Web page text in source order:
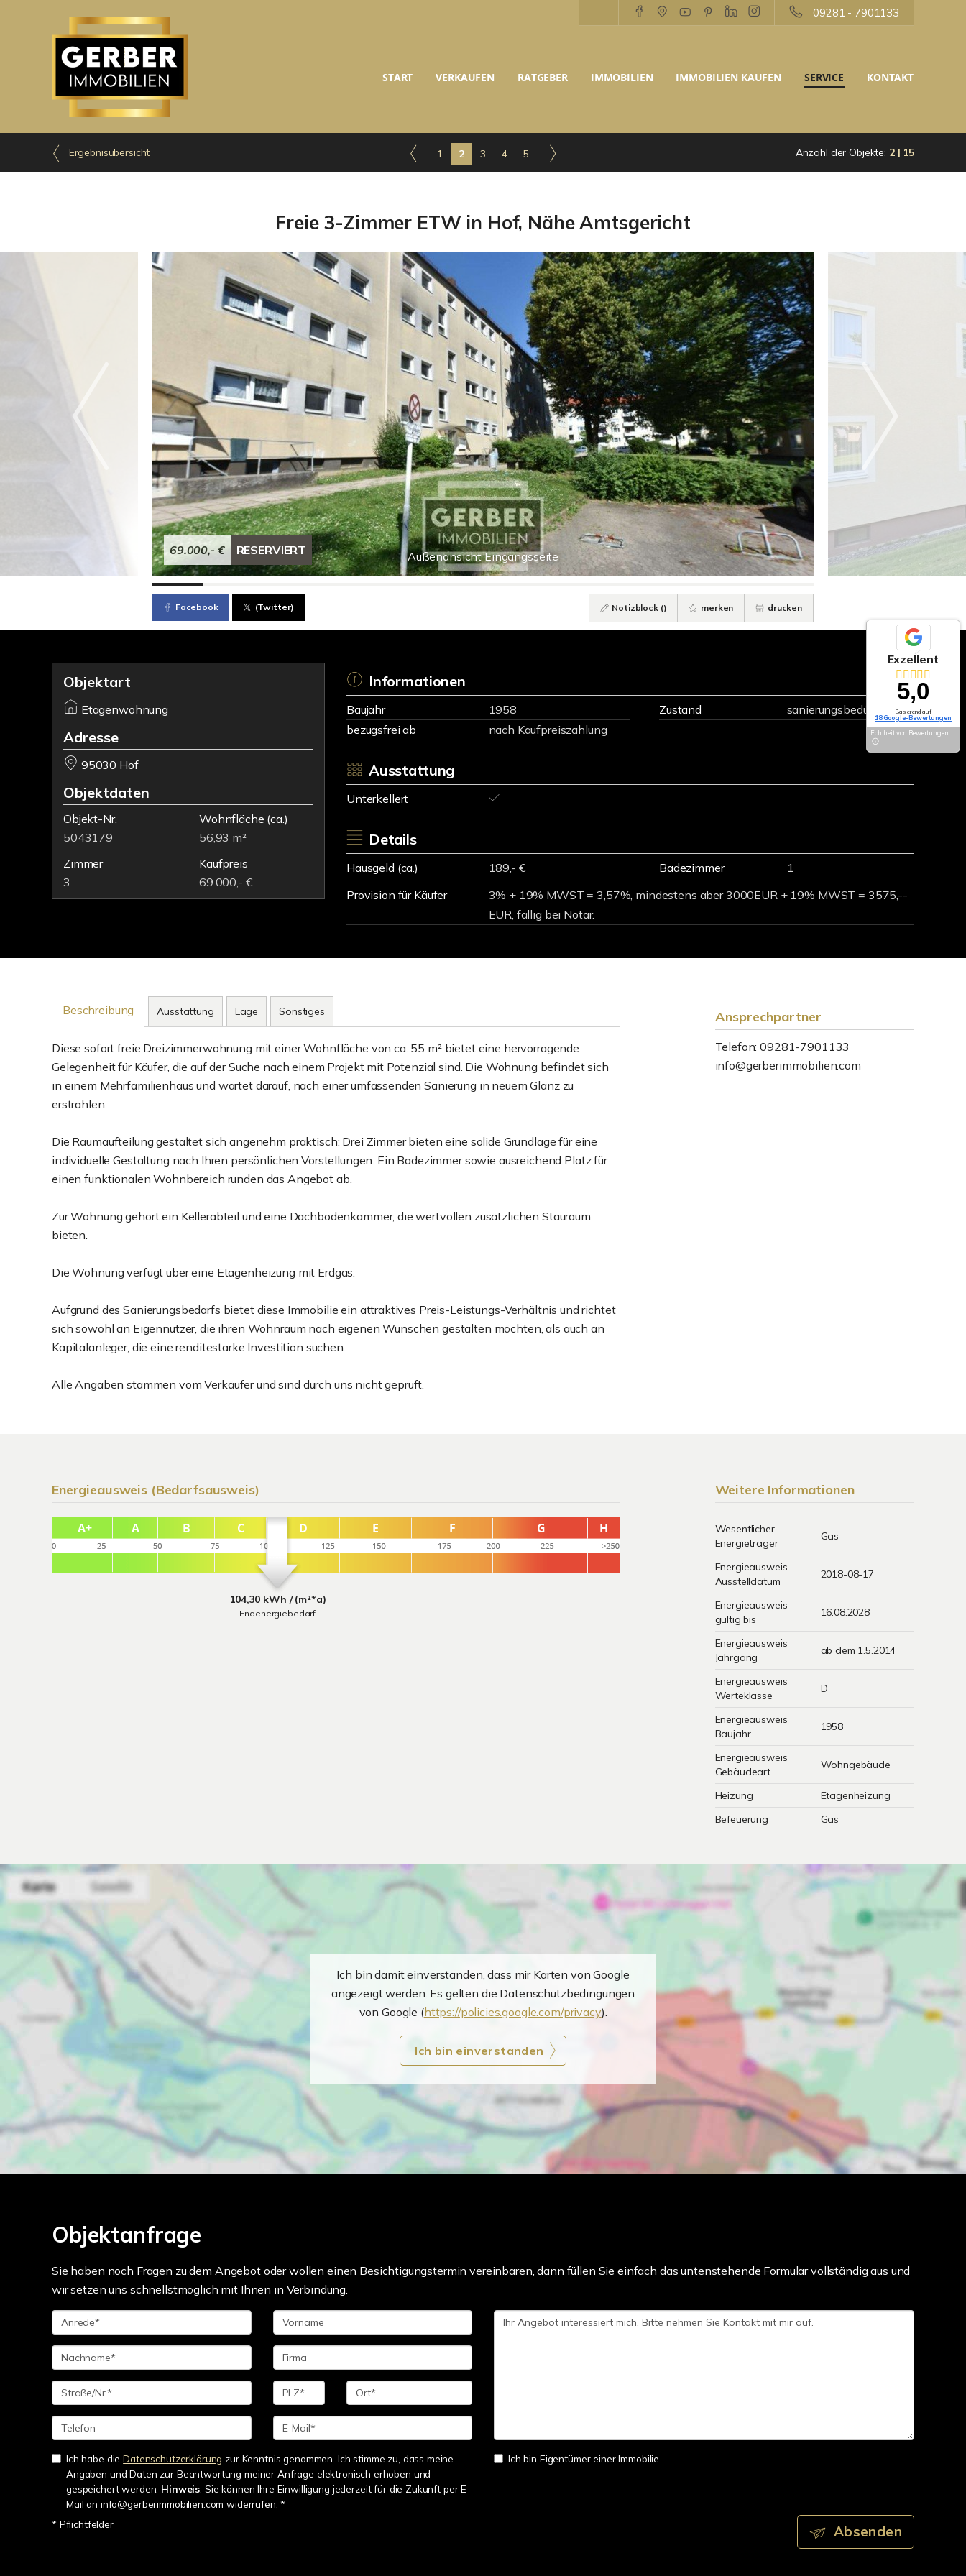
09281 - 7901133
START VERKAUFEN RATGEBER IMMOBILIEN IMMOBILIEN KAUFEN SERVICE KONTAKT
Ergebnisübersicht 1 2 3 4 5 Anzahl der Objekte: 2 | 15
Freie 3-Zimmer ETW in Hof, Nähe Amtsgericht
Außenansicht Eingangsseite
69.000,- € RESERVIERT
Facebook (Twitter) Notizblock () merken drucken
Objektart
Etagenwohnung
Adresse
95030 Hof
Objektdaten
Objekt-Nr.
5043179
Wohnfläche (ca.)
56,93 m²
Zimmer
3
Kaufpreis
69.000,- €
Informationen
Baujahr 1958 Zustand
sanierungsbedürftig
bezugsfrei ab
nach Kaufpreiszahlung
Ausstattung
Unterkellert
Details
Hausgeld (ca.) 189,- € Badezimmer
1
Provision für Käufer
3% + 19% MWST = 3,57%, mindestens aber 3000EUR + 19% MWST = 3575,--
EUR, fällig bei Notar.
Beschreibung Ausstattung Lage Sonstiges
Diese sofort freie Dreizimmerwohnung mit einer Wohnfläche von ca. 55 m² bietet eine hervorragende
Gelegenheit für Käufer, die auf der Suche nach einem Projekt mit Potenzial sind. Die Wohnung befindet sich
in einem Mehrfamilienhaus und wartet darauf, nach einer umfassenden Sanierung in neuem Glanz zu
erstrahlen.
Die Raumaufteilung gestaltet sich angenehm praktisch: Drei Zimmer bieten eine solide Grundlage für eine
individuelle Gestaltung nach Ihren persönlichen Vorstellungen. Ein Badezimmer sowie ausreichend Platz für
einen funktionalen Wohnbereich runden das Angebot ab.
Zur Wohnung gehört ein Kellerabteil und eine Dachbodenkammer, die wertvollen zusätzlichen Stauraum
bieten.
Die Wohnung verfügt über eine Etagenheizung mit Erdgas.
Aufgrund des Sanierungsbedarfs bietet diese Immobilie ein attraktives Preis-Leistungs-Verhältnis und richtet
sich sowohl an Eigennutzer, die ihren Wohnraum nach eigenen Wünschen gestalten möchten, als auch an
Kapitalanleger, die eine renditestarke Investition suchen.
Alle Angaben stammen vom Verkäufer und sind durch uns nicht geprüft.
Ansprechpartner
Telefon: 09281-7901133
info@gerberimmobilien.com
Energieausweis (Bedarfsausweis)
104,30 kWh / (m²*a)
Endenergiebedarf
Weitere Informationen
Wesentlicher
Energieträger
Gas
Energieausweis
Ausstelldatum
2018-08-17
Energieausweis
gültig bis
16.08.2028
Energieausweis
Jahrgang
ab dem 1.5.2014
Energieausweis
Werteklasse
D
Energieausweis
Baujahr
1958
Energieausweis
Gebäudeart
Wohngebäude
Heizung
Etagenheizung
Befeuerung
Gas
Ich bin damit einverstanden, dass mir Karten von Google
angezeigt werden. Es gelten die Datenschutzbedingungen
von Google (https://policies.google.com/privacy).
Ich bin einverstanden
Objektanfrage
Sie haben noch Fragen zu dem Angebot oder wollen einen Besichtigungstermin vereinbaren, dann füllen Sie einfach das untenstehende Formular vollständig aus und
wir setzen uns schnellstmöglich mit Ihnen in Verbindung.
Ich habe dieDatenschutzerklärung zur Kenntnis genommen. Ich stimme zu, dass meine
Angaben und Daten zur Beantwortung meiner Anfrage elektronisch erhoben und
gespeichert werden. Hinweis: Sie können Ihre Einwilligung jederzeit für die Zukunft per E-
Mail an info@gerberimmobilien.com widerrufen. *
Ich bin Eigentümer einer Immobilie.
* Pflichtfelder Absenden
Exzellent
5,0
Basierend auf
18 Google-Bewertungen
Echtheit von Bewertungen